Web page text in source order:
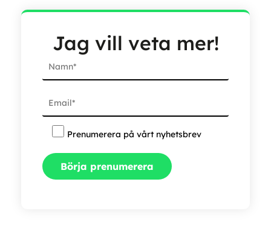
Jag vill veta mer!
Prenumerera på vårt nyhetsbrev